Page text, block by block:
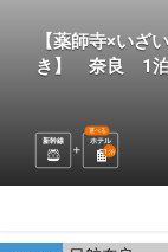
【薬師寺×いざ
き】 奈良 1
新幹線 ホテル
選べる
1 泊